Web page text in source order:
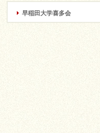
早稲田大学喜多会